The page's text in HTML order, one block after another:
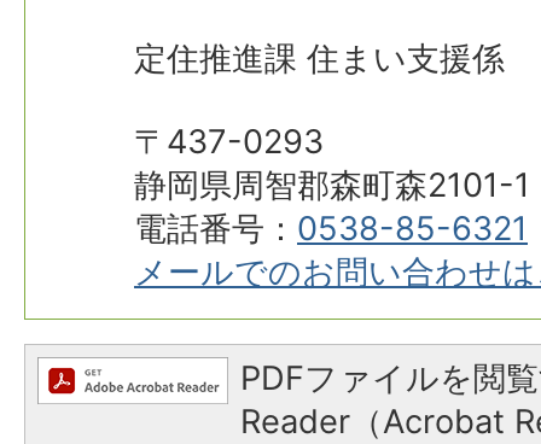
定住推進課 住まい支援係
〒437-0293
静岡県周智郡森町森2101-1
電話番号： 0538-85-6321
メールでのお問い合わせ
PDFファイルを閲
Reader（Acrobat